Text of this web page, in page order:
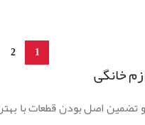
1
2
خانگی
تضمین اصل بودن قطعات با